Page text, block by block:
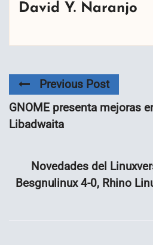
David Y. Naranjo
Previous Post
GNOME presenta mejoras
Libadwaita
Novedades del
Besgnulinux 4-0, Rhino